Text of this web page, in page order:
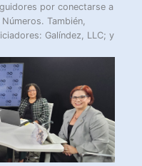
por conectarse a
También,
Galíndez, LLC; y